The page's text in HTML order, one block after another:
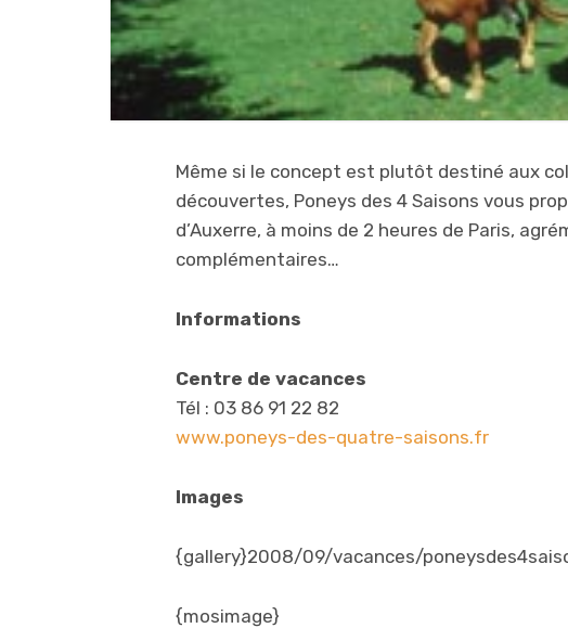
Même si le concept est plutôt destiné aux
découvertes, Poneys des 4 Saisons vous
d’Auxerre, à moins de 2 heures de Paris,
complémentaires…
Informations
Centre de vacances
Tél : 03 86 91 22 82
www.poneys-des-quatre-saisons.fr
Images
{gallery}2008/09/vacances/
{mosimage}